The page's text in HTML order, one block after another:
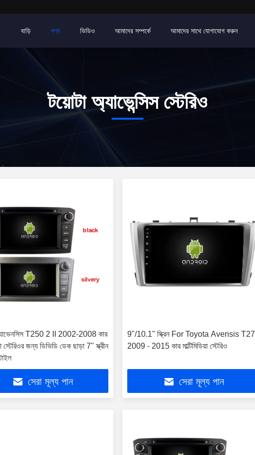
বাড়ি পণ্য ভিডিও আমাদের সম্পর্কে আমাদের সাথে যোগাযোগ করুন
টয়োটা অ্যাভেন্সিস স্টেরিও
T250 2 II 2002-2008 কার
স্টেরিওর জন্য ডিভিডি ডেক ছাড়া 7" স্ক্রীন
সেরা মূল্য পান
9"/10.1" স্ক্রিন For Toyota Avensis T27
2009 - 2015 কার মাল্টিমিডিয়া স্টেরিও
সেরা মূল্য পান